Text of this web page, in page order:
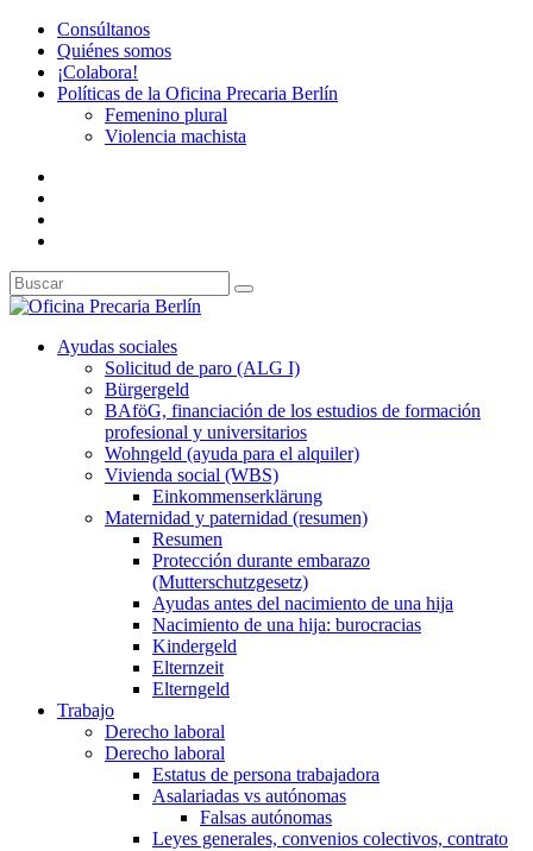
Consúltanos
Quiénes somos
¡Colabora!
Políticas de la Oficina Precaria Berlín
Femenino plural
Violencia machista
Ayudas sociales
Solicitud de paro (ALG I)
Bürgergeld
BAföG, financiación de los estudios de formación
profesional y universitarios
Wohngeld (ayuda para el alquiler)
Vivienda social (WBS)
Einkommenserklärung
Maternidad y paternidad (resumen)
Resumen
Protección durante embarazo
(Mutterschutzgesetz)
Ayudas antes del nacimiento de una hija
Nacimiento de una hija: burocracias
Kindergeld
Elternzeit
Elterngeld
Trabajo
Derecho laboral
Derecho laboral
Estatus de persona trabajadora
Asalariadas vs autónomas
Falsas autónomas
Leyes generales, convenios colectivos, contrato